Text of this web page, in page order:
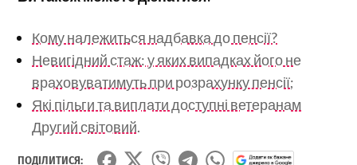
Кому належиться надбавка до пенсії?
Невигідний стаж: у яких випадках його не
враховуватимуть при розрахунку пенсії;
Які пільги та виплати доступні ветеранам
Другий світовий.
ПОДІЛИТИСЯ: